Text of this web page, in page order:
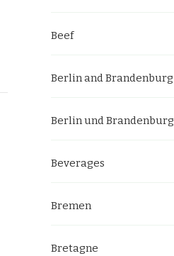
Beef
Berlin and Brandenburg
Berlin und Brandenburg
Beverages
Bremen
Bretagne